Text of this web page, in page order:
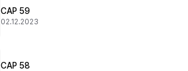
CAP 59
02.12.2023
CAP 58